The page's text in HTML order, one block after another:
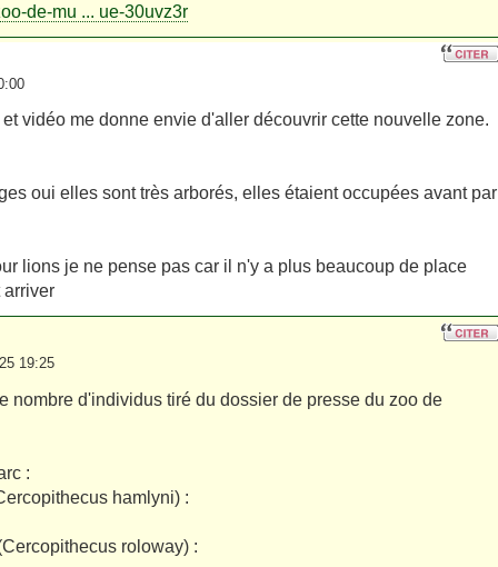
de-mu ... ue-30uvz3r
vidéo me donne envie d'aller découvrir cette nouvelle zone.
oui elles sont très arborés, elles étaient occupées avant par
lions je ne pense pas car il n'y a plus beaucoup de place
arriver
19:25
nombre d'individus tiré du dossier de presse du zoo de
:
hamlyni) :
roloway) :